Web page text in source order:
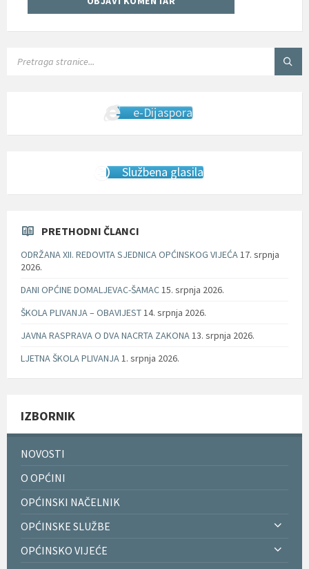
e-Dijaspora
Službena glasila
PRETHODNI ČLANCI
ODRŽANA XII. REDOVITA SJEDNICA OPĆINSKOG VIJEĆA 17. srpnja
2026.
DANI OPĆINE DOMALJEVAC-ŠAMAC 15. srpnja 2026.
ŠKOLA PLIVANJA – OBAVIJEST 14. srpnja 2026.
JAVNA RASPRAVA O DVA NACRTA ZAKONA 13. srpnja 2026.
LJETNA ŠKOLA PLIVANJA 1. srpnja 2026.
IZBORNIK
NOVOSTI
O OPĆINI
OPĆINSKI NAČELNIK
OPĆINSKE SLUŽBE
OPĆINSKO VIJEĆE